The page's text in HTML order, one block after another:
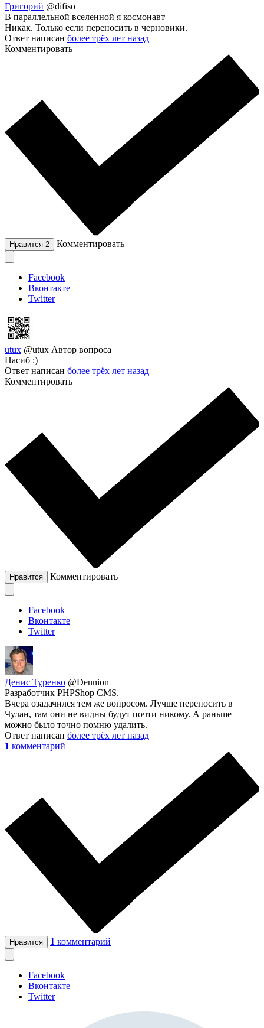
Григорий @difiso
В параллельной вселенной я космонавт
Никак. Только если переносить в черновики.
Ответ написан более трёх лет назад
Комментировать
Нравится 2 Комментировать
Facebook
Вконтакте
Twitter
utux @utux Автор вопроса
Пасиб :)
Ответ написан более трёх лет назад
Комментировать
Нравится Комментировать
Facebook
Вконтакте
Twitter
Денис Туренко @Dennion
Разработчик PHPShop CMS.
Вчера озадачился тем же вопросом. Лучше переносить в
Чулан, там они не видны будут почти никому. А раньше
можно было точно помню удалить.
Ответ написан более трёх лет назад
1 комментарий
Нравится 1 комментарий
Facebook
Вконтакте
Twitter